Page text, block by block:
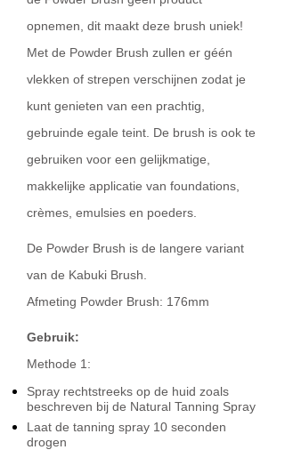
opnemen, dit maakt deze brush uniek!
Met de Powder Brush zullen er géén
vlekken of strepen verschijnen zodat je
kunt genieten van een prachtig,
gebruinde egale teint. De brush is ook te
gebruiken voor een gelijkmatige,
makkelijke applicatie van foundations,
crèmes, emulsies en poeders.
De Powder Brush is de langere variant
van de Kabuki Brush.
Afmeting Powder Brush: 176mm
Gebruik:
Methode 1:
Spray rechtstreeks op de huid zoals
beschreven bij de Natural Tanning Spray
Laat de tanning spray 10 seconden
drogen